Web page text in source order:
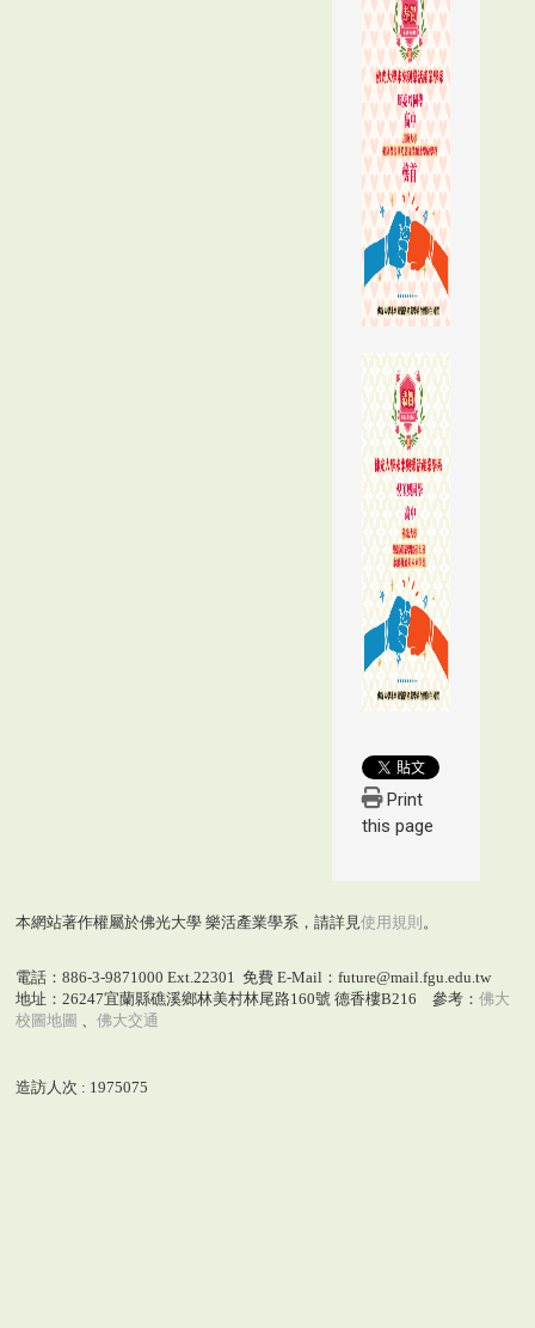
Print
this page
本網站著作權屬於佛光大學 樂活產業學系，請詳見使用規則 。
電話：886-3-9871000 Ext.22301 免費 E-Mail：future@mail.fgu.edu.tw
地址：26247宜蘭縣礁溪鄉林美村林尾路160號 德香樓B216 參考： 佛大
校圖地圖 、 佛大交通
造訪人次 : 1975075